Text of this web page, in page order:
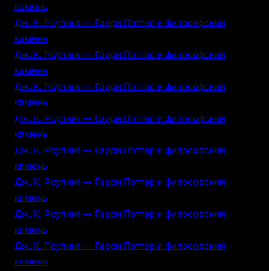
камень
Дж. К. Роулинг — Гарри Поттер и философский
камень
Дж. К. Роулинг — Гарри Поттер и философский
камень
Дж. К. Роулинг — Гарри Поттер и философский
камень
Дж. К. Роулинг — Гарри Поттер и философский
камень
Дж. К. Роулинг — Гарри Поттер и философский
камень
Дж. К. Роулинг — Гарри Поттер и философский
камень
Дж. К. Роулинг — Гарри Поттер и философский
камень
Дж. К. Роулинг — Гарри Поттер и философский
камень